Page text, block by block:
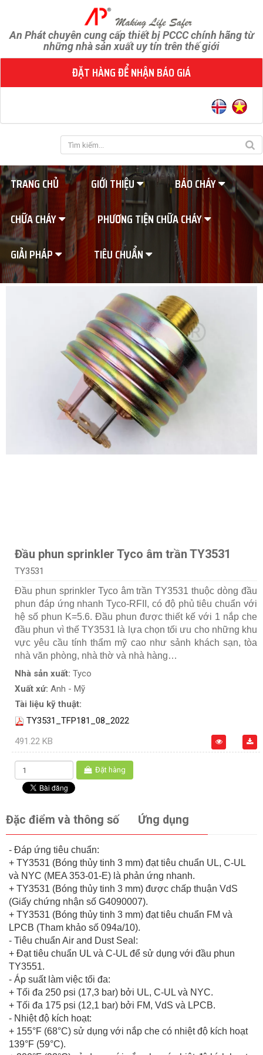
An Phát chuyên cung cấp thiết bị PCCC chính hãng từ
những nhà sản xuất uy tín trên thế giới
ĐẶT HÀNG ĐỂ NHẬN BÁO GIÁ
TRANG CHỦ GIỚI THIỆU
BÁO CHÁY
CHỮA CHÁY
PHƯƠNG TIỆN CHỮA CHÁY
GIẢI PHÁP
TIÊU CHUẨN
Đầu phun sprinkler Tyco âm trần TY3531
TY3531
Đầu phun sprinkler Tyco âm trần TY3531 thuộc dòng đầu
phun đáp ứng nhanh Tyco-RFII, có độ phủ tiêu chuẩn với
hệ số phun K=5.6. Đầu phun được thiết kế với 1 nắp che
đầu phun vì thế TY3531 là lựa chọn tối ưu cho những khu
vực yêu cầu tính thẩm mỹ cao như sảnh khách sạn, tòa
nhà văn phòng, nhà thờ và nhà hàng…
Nhà sản xuất: Tyco
Xuất xứ: Anh - Mỹ
Tài liệu kỹ thuật:
TY3531_TFP181_08_2022
491.22 KB
Đặt hàng
Đặc điểm và thông số Ứng dụng
- Đáp ứng tiêu chuẩn:
+ TY3531 (Bóng thủy tinh 3 mm) đạt tiêu chuẩn UL, C-UL
và NYC (MEA 353-01-E) là phản ứng nhanh.
+ TY3531 (Bóng thủy tinh 3 mm) được chấp thuận VdS
(Giấy chứng nhận số G4090007).
+ TY3531 (Bóng thủy tinh 3 mm) đạt tiêu chuẩn FM và
LPCB (Tham khảo số 094a/10).
- Tiêu chuẩn Air and Dust Seal:
+ Đạt tiêu chuẩn UL và C-UL để sử dụng với đầu phun
TY3551.
- Áp suất làm việc tối đa:
+ Tối đa 250 psi (17,3 bar) bởi UL, C-UL và NYC.
+ Tối đa 175 psi (12,1 bar) bởi FM, VdS và LPCB.
- Nhiệt độ kích hoạt:
+ 155°F (68°C) sử dụng với nắp che có nhiệt độ kích hoạt
139°F (59°C).